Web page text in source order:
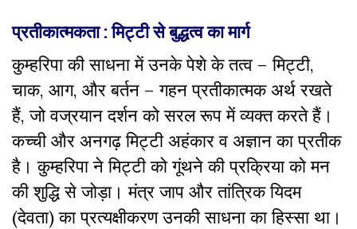
प्रतीकात्मकता : मिट्टी से बुद्धत्व का मार्ग
कुम्हरिपा की साधना में उनके पेशे के तत्व – मिट्टी,
चाक, आग, और बर्तन – गहन प्रतीकात्मक अर्थ रखते
हैं, जो वज्रयान दर्शन को सरल रूप में व्यक्त करते हैं।
कच्ची और अनगढ़ मिट्टी अहंकार व अज्ञान का प्रतीक
है। कुम्हरिपा ने मिट्टी को गूंथने की प्रक्रिया को मन
की शुद्धि से जोड़ा। मंत्र जाप और तांत्रिक यिदम
(देवता) का प्रत्यक्षीकरण उनकी साधना का हिस्सा था।